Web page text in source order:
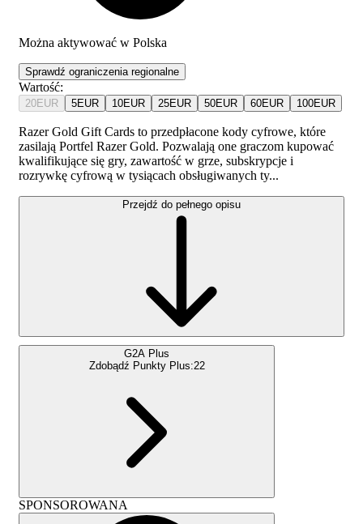
Można aktywować w Polska
Sprawdź ograniczenia regionalne
Wartość:
20EUR 5EUR 10EUR 25EUR 50EUR 60EUR 100EUR
Razer Gold Gift Cards to przedpłacone kody cyfrowe, które
zasilają Portfel Razer Gold. Pozwalają one graczom kupować
kwalifikujące się gry, zawartość w grze, subskrypcje i
rozrywkę cyfrową w tysiącach obsługiwanych ty...
Przejdź do pełnego opisu
G2A Plus
Zdobądź Punkty Plus:22
SPONSOROWANA